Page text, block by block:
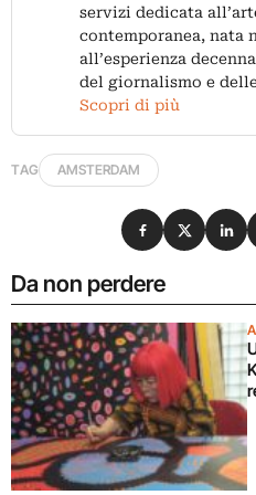
servizi dedicata
contemporanea, nata
all’esperienza
del giornalismo e
Scopri di più
TAG AMSTERDAM
Da non perdere
Condividi su
Condividi